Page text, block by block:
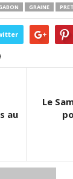
GRAINE PRET
au
Le